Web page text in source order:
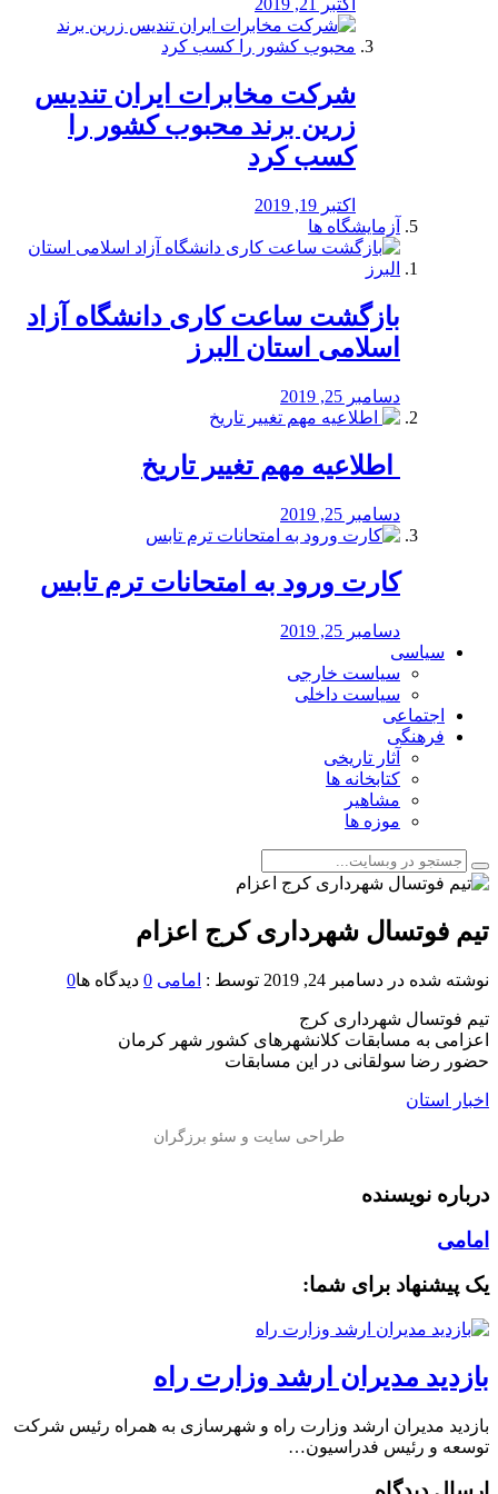
اکتبر 21, 2019
شرکت مخابرات ایران تندیس
زرین برند محبوب کشور را
کسب کرد
اکتبر 19, 2019
آزمایشگاه ها
بازگشت ساعت کاری دانشگاه آزاد
اسلامی استان البرز
دسامبر 25, 2019
️ اطلاعیه مهم تغییر تاریخ
دسامبر 25, 2019
کارت ورود به امتحانات ترم تابس
دسامبر 25, 2019
سیاسی
سیاست خارجی
سیاست داخلی
اجتماعی
فرهنگی
آثار تاریخی
کتابخانه ها
مشاهیر
موزه ها
تیم فوتسال شهرداری کرج اعزام
نوشته شده در دسامبر 24, 2019 توسط : امامی 0 دیدگاه ها0
تیم فوتسال شهرداری کرج
اعزامی به مسابقات کلانشهرهای کشور شهر کرمان
حضور رضا سولقانی در این مسابقات
اخبار استان
درباره نویسنده
امامی
یک پیشنهاد برای شما:
بازدید مدیران ارشد وزارت راه
بازدید مدیران ارشد وزارت راه و شهرسازی به همراه رئیس شرکت
توسعه و رئیس فدراسیون…